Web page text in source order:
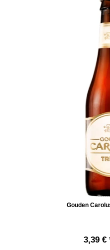
Gouden
3,39 €